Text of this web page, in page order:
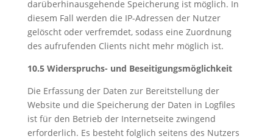
darüberhinausgehende Speicherung ist möglich. In
diesem Fall werden die IP-Adressen der Nutzer
gelöscht oder verfremdet, sodass eine Zuordnung
des aufrufenden Clients nicht mehr möglich ist.
10.5 Widerspruchs- und Beseitigungsmöglichkeit
Die Erfassung der Daten zur Bereitstellung der
Website und die Speicherung der Daten in Logfiles
ist für den Betrieb der Internetseite zwingend
erforderlich. Es besteht folglich seitens des Nutzers